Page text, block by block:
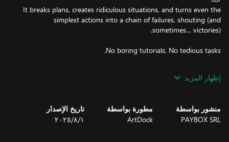
It breaks plans, creates ridiculous situations, and turns even the
simplest actions into a chain of failures, shouting (and
fast-paced missions, constant movement, and a lot of falling
Grab a team of up to 4 players and dive into the city chaos,
where success isn’t measured by completed levels — but by how
إظهار المزيد
منشور بواسطة
PAYBOX SRL
مطورة بواسطة
ArtDock
تاريخ الإصدار
١‏/٨‏/٢٠٢٥